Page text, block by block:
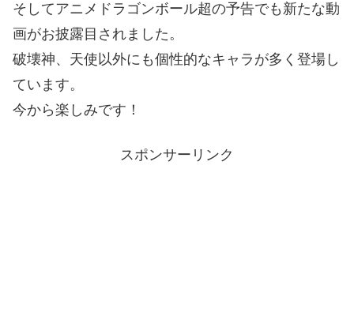
そしてアニメドラゴンボール超の予告でも新たな動
画がお披露目されました。
破壊神、天使以外にも個性的なキャラが多く登場し
ています。
今から楽しみです！
スポンサーリンク